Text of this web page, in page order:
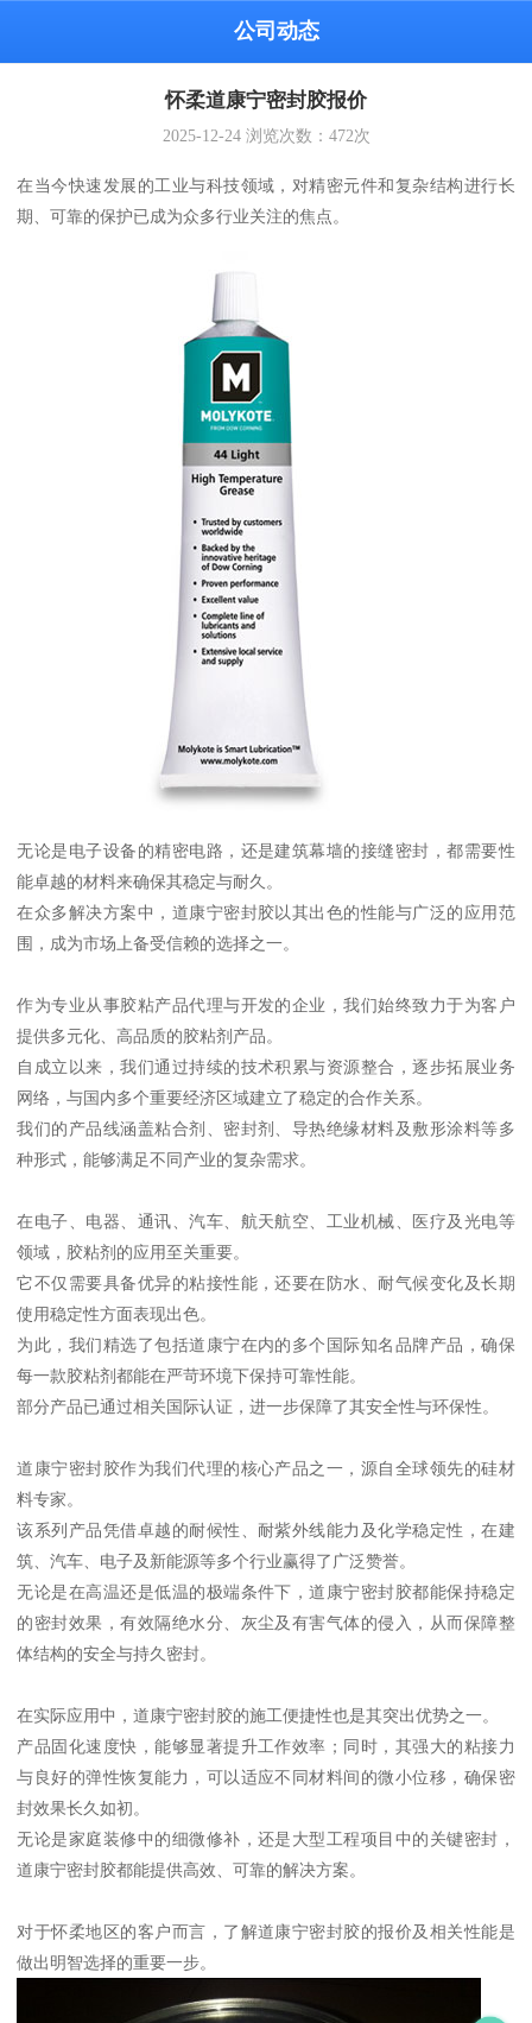
公司动态
怀柔道康宁密封胶报价
2025-12-24浏览次数： 472次
在当今快速发展的工业与科技领域，对精密元件和复杂结构进行长
期、可靠的保护已成为众多行业关注的焦点。
无论是电子设备的精密电路，还是建筑幕墙的接缝密封，都需要性
能卓越的材料来确保其稳定与耐久。
在众多解决方案中，道康宁密封胶以其出色的性能与广泛的应用范
围，成为市场上备受信赖的选择之一。
作为专业从事胶粘产品代理与开发的企业，我们始终致力于为客户
提供多元化、高品质的胶粘剂产品。
自成立以来，我们通过持续的技术积累与资源整合，逐步拓展业务
网络，与国内多个重要经济区域建立了稳定的合作关系。
我们的产品线涵盖粘合剂、密封剂、导热绝缘材料及敷形涂料等多
种形式，能够满足不同产业的复杂需求。
在电子、电器、通讯、汽车、航天航空、工业机械、医疗及光电等
领域，胶粘剂的应用至关重要。
它不仅需要具备优异的粘接性能，还要在防水、耐气候变化及长期
使用稳定性方面表现出色。
为此，我们精选了包括道康宁在内的多个国际知名品牌产品，确保
每一款胶粘剂都能在严苛环境下保持可靠性能。
部分产品已通过相关国际认证，进一步保障了其安全性与环保性。
道康宁密封胶作为我们代理的核心产品之一，源自全球领先的硅材
料专家。
该系列产品凭借卓越的耐候性、耐紫外线能力及化学稳定性，在建
筑、汽车、电子及新能源等多个行业赢得了广泛赞誉。
无论是在高温还是低温的极端条件下，道康宁密封胶都能保持稳定
的密封效果，有效隔绝水分、灰尘及有害气体的侵入，从而保障整
体结构的安全与持久密封。
在实际应用中，道康宁密封胶的施工便捷性也是其突出优势之一。
产品固化速度快，能够显著提升工作效率；同时，其强大的粘接力
与良好的弹性恢复能力，可以适应不同材料间的微小位移，确保密
封效果长久如初。
无论是家庭装修中的细微修补，还是大型工程项目中的关键密封，
道康宁密封胶都能提供高效、可靠的解决方案。
对于怀柔地区的客户而言，了解道康宁密封胶的报价及相关性能是
做出明智选择的重要一步。